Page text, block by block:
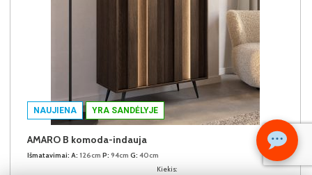
Kiekis:
NAUJIENA YRA SANDĖLYJE
AMARO B komoda-indauja
Išmatavimai: A: 126cm P: 94cm G: 40cm